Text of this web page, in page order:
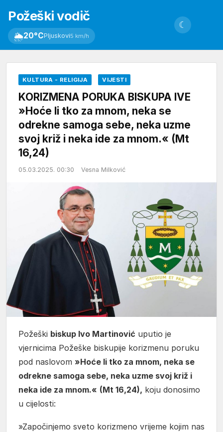
Požeški vodič
🌦20°CPljuskovi5 km/h
☾
KULTURA - RELIGIJA VIJESTI
KORIZMENA PORUKA BISKUPA IVE
»Hoće li tko za mnom, neka se
odrekne samoga sebe, neka uzme
svoj križ i neka ide za mnom.« (Mt
16,24)
05.03.2025. 00:30 Vesna Milković
Požeški biskup Ivo Martinović uputio je
vjernicima Požeške biskupije korizmenu poruku
pod naslovom »Hoće li tko za mnom, neka se
odrekne samoga sebe, neka uzme svoj križ i
neka ide za mnom.« (Mt 16,24), koju donosimo
u cijelosti:
»Započinjemo sveto korizmeno vrijeme kojim nas